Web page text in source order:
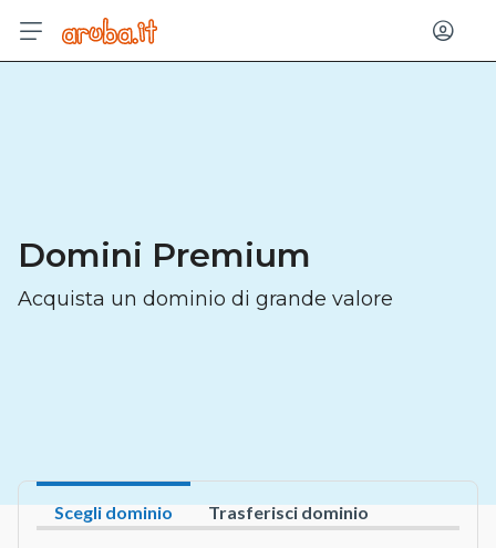
Domini Premium
Acquista un dominio di grande valore
Scegli dominio Trasferisci dominio